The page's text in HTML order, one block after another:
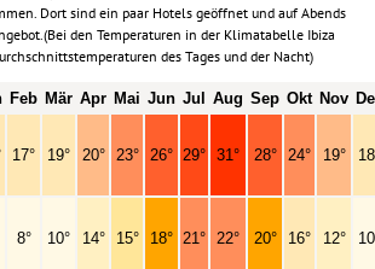
Dort sind ein paar Hotels geöffnet und auf Abends
den Temperaturen in der Klimatabelle Ibiza
des Tages und der Nacht)
Feb Mär Apr Mai Jun Jul Aug Sep Okt Nov
17° 19° 20° 23° 26° 29° 31° 28° 24° 19°
8° 10° 14° 15° 18° 21° 22° 20° 16° 12°